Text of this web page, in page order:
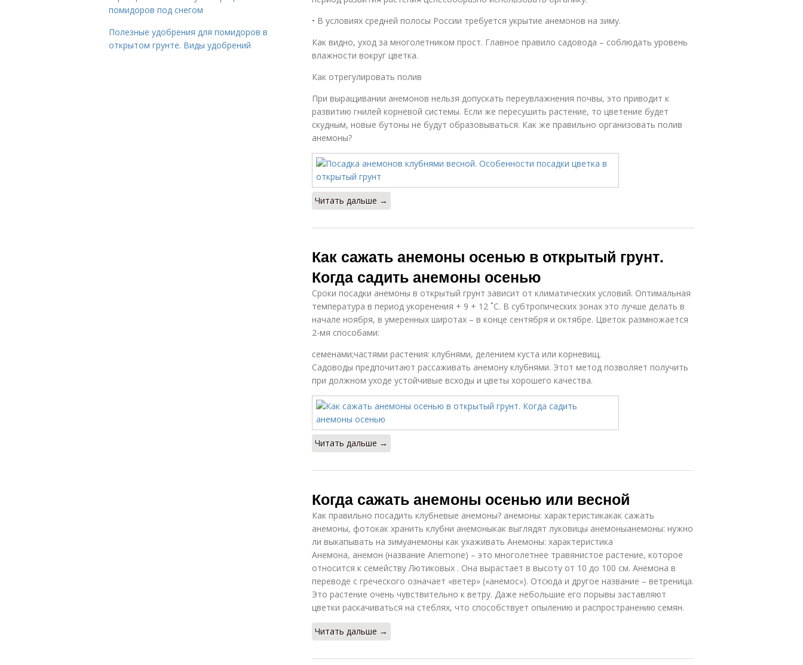
• В условиях средней полосы России требуется укрытие анемонов на зиму.
Как видно, уход за многолетником прост. Главное правило садовода – соблюдать уровень
влажности вокруг цветка.
Как отрегулировать полив
При выращивании анемонов нельзя допускать переувлажнения почвы, это приводит к
развитию гнилей корневой системы. Если же пересушить растение, то цветение будет
скудным, новые бутоны не будут образовываться. Как же правильно организовать полив
анемоны?
Читать дальше →
Как сажать анемоны осенью в открытый грунт.
Когда садить анемоны осенью
Сроки посадки анемоны в открытый грунт зависит от климатических условий. Оптимальная
температура в период укоренения + 9 + 12 ˚С. В субтропических зонах это лучше делать в
начале ноября, в умеренных широтах – в конце сентября и октябре. Цветок размножается
2-мя способами:
семенами;частями растения: клубнями, делением куста или корневищ.
Садоводы предпочитают рассаживать анемону клубнями. Этот метод позволяет получить
при должном уходе устойчивые всходы и цветы хорошего качества.
Читать дальше →
Когда сажать анемоны осенью или весной
Как правильно посадить клубневые анемоны? анемоны: характеристикакак сажать
анемоны, фотокак хранить клубни анемоныкак выглядят луковицы анемоныанемоны: нужно
ли выкапывать на зимуанемоны как ухаживать Анемоны: характеристика
Анемона, анемон (название Anemone) – это многолетнее травянистое растение, которое
относится к семейству Лютиковых . Она вырастает в высоту от 10 до 100 см. Анемона в
переводе с греческого означает «ветер» («анемос»). Отсюда и другое название – ветреница.
Это растение очень чувствительно к ветру. Даже небольшие его порывы заставляют
цветки раскачиваться на стеблях, что способствует опылению и распространению семян.
Читать дальше →
помидоров под снегом
Полезные удобрения для помидоров в
открытом грунте. Виды удобрений